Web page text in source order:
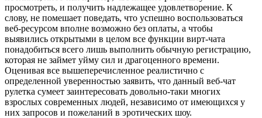
просмотреть, и получить надлежащее удовлетворение. К
слову, не помешает поведать, что успешно воспользоваться
веб-ресурсом вполне возможно без оплаты, а чтобы
выявились открытыми в целом все функции вирт-чата
понадобиться всего лишь выполнить обычную регистрацию,
которая не займет уйму сил и драгоценного времени.
Оценивая все вышеперечисленное реалистично с
определенной уверенностью заявить, что данный веб-чат
рулетка сумеет заинтересовать довольно-таки многих
взрослых современных людей, независимо от имеющихся у
них запросов и пожеланий в эротических шоу.